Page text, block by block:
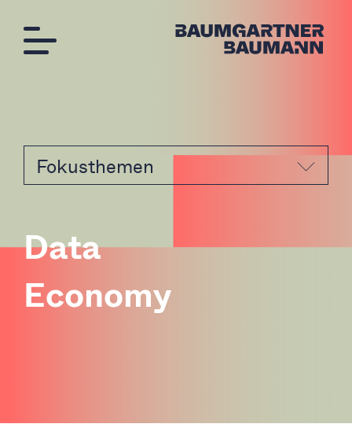
Fokusthemen
Data
Economy